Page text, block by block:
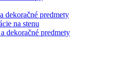
dekoračné predmety
na stenu
dekoračné predmety